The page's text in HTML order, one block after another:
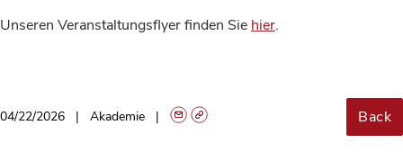
Unseren Veranstaltungsflyer finden Sie hier.
04/22/2026 Akademie Back